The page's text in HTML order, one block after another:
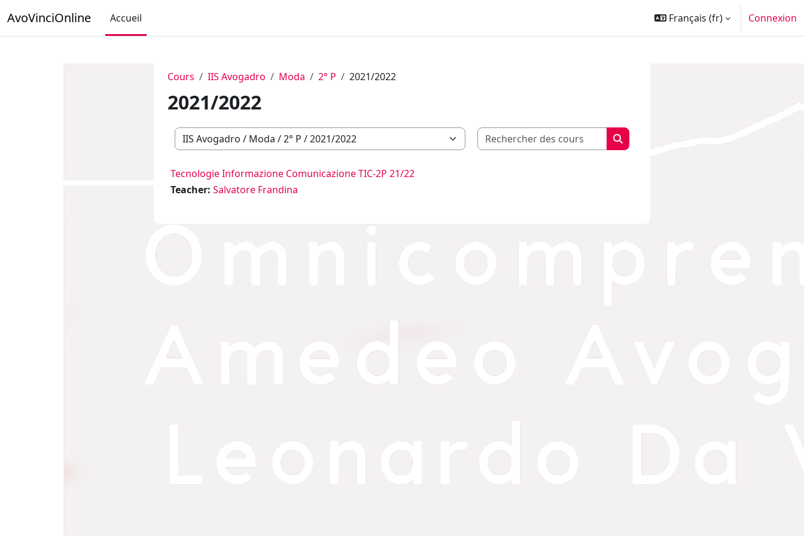
AvoVinciOnline Accueil Français ‎(fr)‎ Connexion
Cours IIS Avogadro Moda 2° P 2021/2022
2021/2022
Catégories de cours
Rechercher des cours
Rechercher des cours
Tecnologie Informazione Comunicazione TIC-2P 21/22
Teacher: Salvatore Frandina